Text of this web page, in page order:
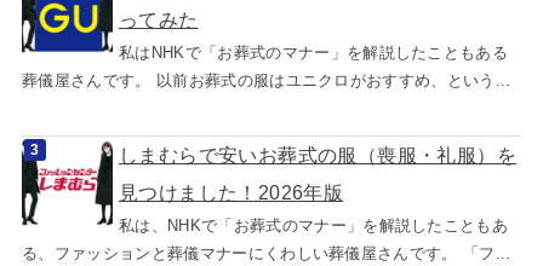
ってみた
私はNHKで「お葬式のマナー」を解説したこともある
葬儀屋さんです。 以前お葬式の服はユニクロがおすすめ、という...
しまむらで安いお葬式の服（喪服・礼服）を
見つけました！2026年版
私は、NHKで「お葬式のマナー」を解説したこともあ
る、ファッションと葬儀マナーにくわしい葬儀屋さんです。 「フ...